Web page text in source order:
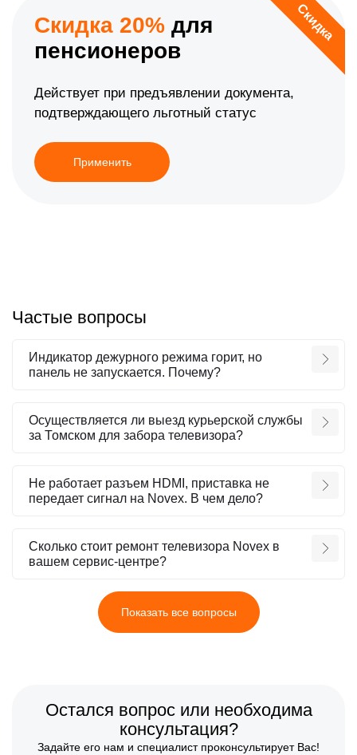
Скидка
Скидка 20% для
пенсионеров
Действует при предъявлении документа,
подтверждающего льготный статус
Применить
Частые вопросы
Индикатор дежурного режима горит, но
панель не запускается. Почему?
Осуществляется ли выезд курьерской службы
за Томском для забора телевизора?
Не работает разъем HDMI, приставка не
передает сигнал на Novex. В чем дело?
Сколько стоит ремонт телевизора Novex в
вашем сервис-центре?
Показать все вопросы
Остался вопрос или необходима
консультация?
Задайте его нам и специалист проконсультирует Вас!